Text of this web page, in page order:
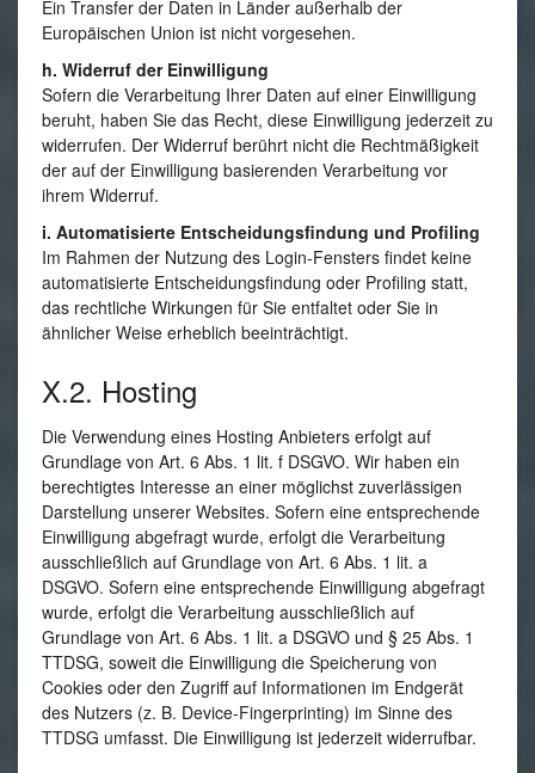
Ein Transfer der Daten in Länder außerhalb der
Europäischen Union ist nicht vorgesehen.
h. Widerruf der Einwilligung
Sofern die Verarbeitung Ihrer Daten auf einer Einwilligung
beruht, haben Sie das Recht, diese Einwilligung jederzeit zu
widerrufen. Der Widerruf berührt nicht die Rechtmäßigkeit
der auf der Einwilligung basierenden Verarbeitung vor
ihrem Widerruf.
i. Automatisierte Entscheidungsfindung und Profiling
Im Rahmen der Nutzung des Login-Fensters findet keine
automatisierte Entscheidungsfindung oder Profiling statt,
das rechtliche Wirkungen für Sie entfaltet oder Sie in
ähnlicher Weise erheblich beeinträchtigt.
X.2. Hosting
Die Verwendung eines Hosting Anbieters erfolgt auf
Grundlage von Art. 6 Abs. 1 lit. f DSGVO. Wir haben ein
berechtigtes Interesse an einer möglichst zuverlässigen
Darstellung unserer Websites. Sofern eine entsprechende
Einwilligung abgefragt wurde, erfolgt die Verarbeitung
ausschließlich auf Grundlage von Art. 6 Abs. 1 lit. a
DSGVO. Sofern eine entsprechende Einwilligung abgefragt
wurde, erfolgt die Verarbeitung ausschließlich auf
Grundlage von Art. 6 Abs. 1 lit. a DSGVO und § 25 Abs. 1
TTDSG, soweit die Einwilligung die Speicherung von
Cookies oder den Zugriff auf Informationen im Endgerät
des Nutzers (z. B. Device-Fingerprinting) im Sinne des
TTDSG umfasst. Die Einwilligung ist jederzeit widerrufbar.